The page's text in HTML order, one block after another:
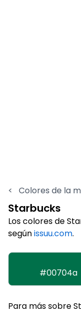
< Colores de la
Starbucks
Los colores de
segúnissuu.com.
#00704a
Para más sobre